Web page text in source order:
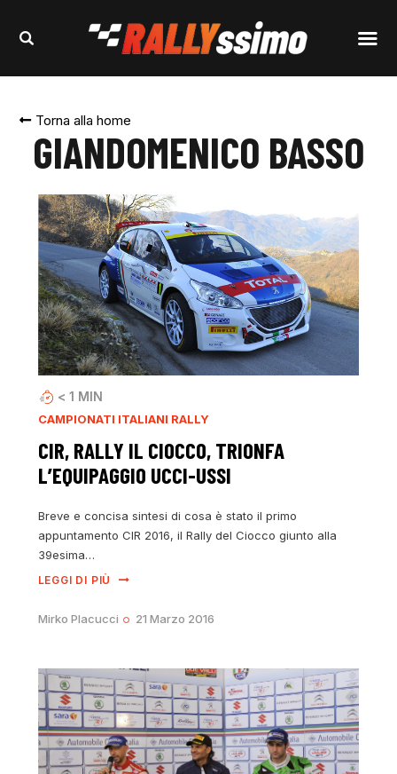
Torna alla home
GIANDOMENICO BASSO
< 1 MIN
CAMPIONATI ITALIANI RALLY
CIR, RALLY IL CIOCCO, TRIONFA
L’EQUIPAGGIO UCCI-USSI
Breve e concisa sintesi di cosa è stato il primo
appuntamento CIR 2016, il Rally del Ciocco giunto alla
39esima…
LEGGI DI PIÙ
Mirko Placucci 21 Marzo 2016